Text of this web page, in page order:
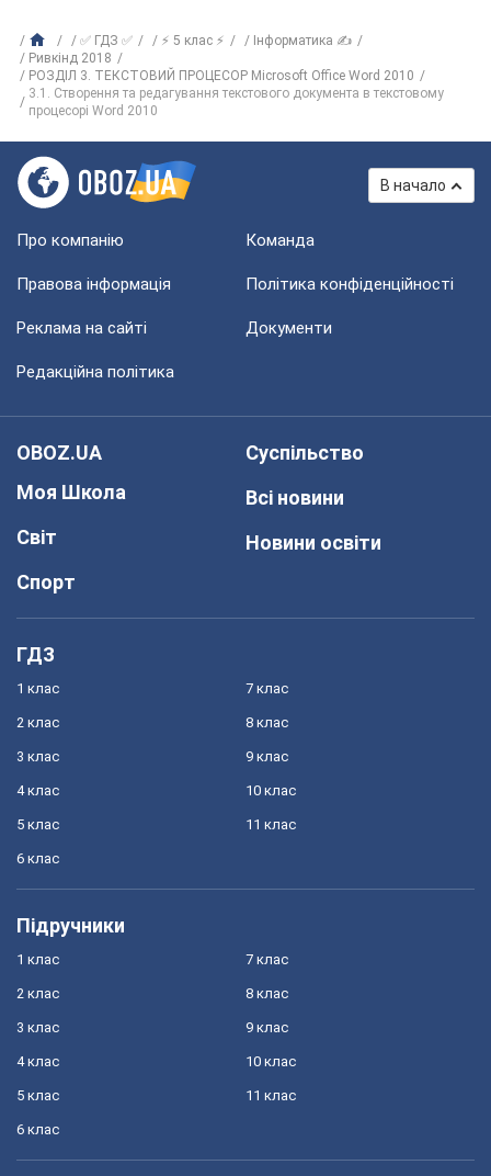
✅ ГДЗ ✅ ⚡ 5 клас ⚡
Інформатика ✍
Ривкінд 2018
РОЗДІЛ 3. ТЕКСТОВИЙ ПРОЦЕСОР Microsoft Office Word 2010
3.1. Створення та редагування текстового документа в текстовому
процесорі Word 2010
В начало
Про компанію Команда
Правова інформація Політика конфіденційності
Реклама на сайті Документи
Редакційна політика
OBOZ.UA
Моя Школа
Світ
Спорт
Суспільство
Всі новини
Новини освіти
ГДЗ
1 клас
2 клас
3 клас
4 клас
5 клас
6 клас
7 клас
8 клас
9 клас
10 клас
11 клас
Підручники
1 клас
2 клас
3 клас
4 клас
5 клас
6 клас
7 клас
8 клас
9 клас
10 клас
11 клас